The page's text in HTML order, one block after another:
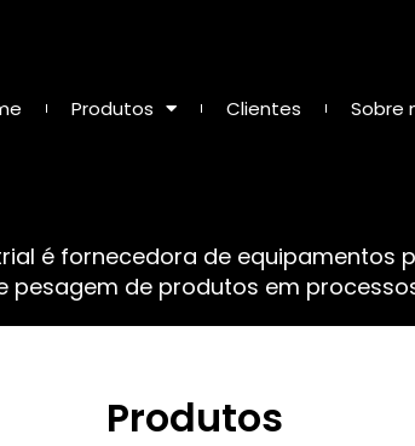
Produtos Clientes Sobre
é fornecedora de equipamentos
pesagem de produtos em
Produtos